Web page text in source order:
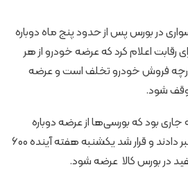
در بورس پس از حدود پنج ماه دوباره
رقابت اعلام کرد که عرضه خودرو از هر
فروش خودرو تخلف است و عرضه
شود.
جاری بود که بورسی‌ها از عرضه دوباره
خودرو در بستر بورس کالا خبر دادند و قرار شد یکشنبه هفته آینده ۶۰۰
در بورس کالا عرضه شود.